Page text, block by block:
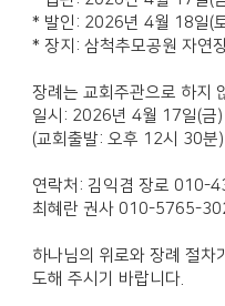
* 발인: 2026년 4월 18일(
* 장지: 삼척추모공원 자연
장례는 교회주관으로 하지
일시: 2026년 4월 17일(금
(교회출발: 오후 12시 30분)
연락처: 김익겸 장로 010-
최혜란 권사 010-5765-
하나님의 위로와 장례 절차
도해 주시기 바랍니다.